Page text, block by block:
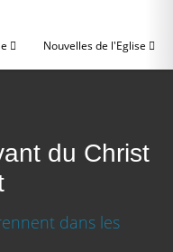
Nouvelles de l'Eglise
du Christ